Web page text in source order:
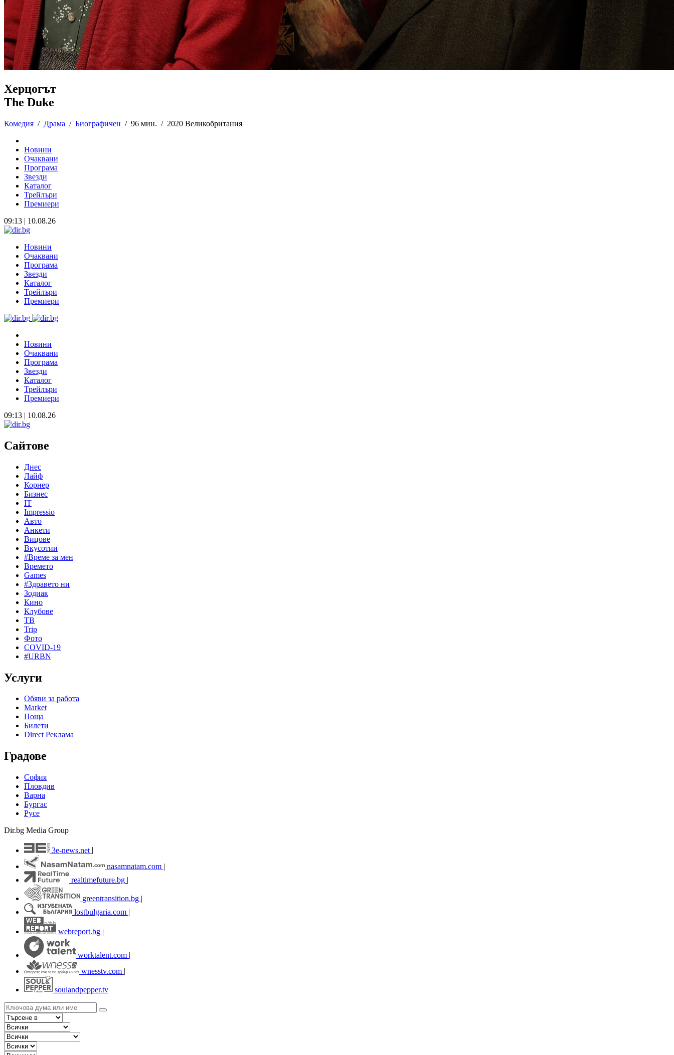
Херцогът
The Duke
Комедия / Драма / Биографичен / 96 мин. / 2020 Великобритания
Новини
Очаквани
Програма
Звезди
Каталог
Трейлъри
Премиери
09:13 | 10.08.26
Новини
Очаквани
Програма
Звезди
Каталог
Трейлъри
Премиери
Новини
Очаквани
Програма
Звезди
Каталог
Трейлъри
Премиери
09:13 | 10.08.26
Сайтове
Днес
Лайф
Корнер
Бизнес
IT
Impressio
Авто
Анкети
Вицове
Вкусотии
#Време за мен
Времето
Games
#Здравето ни
Зодиак
Кино
Клубове
ТВ
Trip
Фото
COVID-19
#URBN
Услуги
Обяви за работа
Market
Поща
Билети
Direct Реклама
Градове
София
Пловдив
Варна
Бургас
Русе
Dir.bg Media Group
3e-news.net
nasamnatam.com |
realtimefuture.bg |
greentransition.bg |
lostbulgaria.com |
webreport.bg |
worktalent.com |
wnesstv.com |
soulandpepper.tv